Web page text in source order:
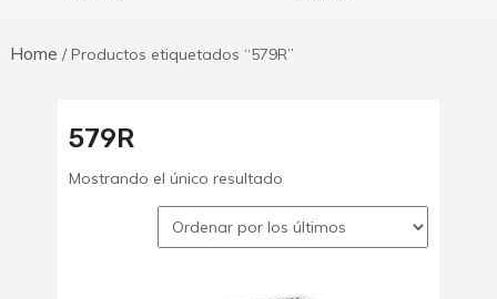
Home / Productos etiquetados “579R”
579R
Mostrando el único resultado